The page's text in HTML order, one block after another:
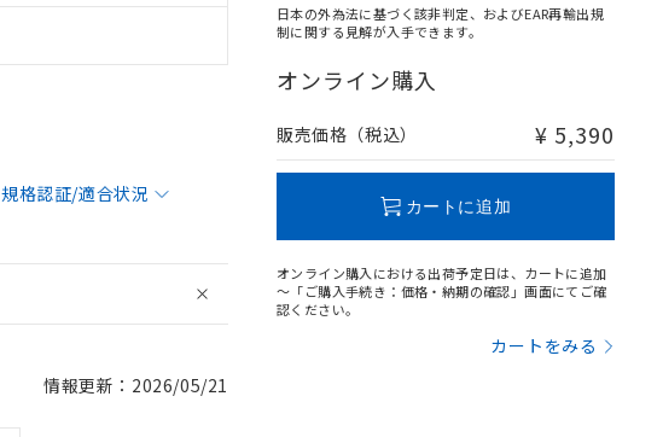
規格認証/適合状況
情報更新：2026/05/21
日本の外為法に基づく該非判定、およびEAR再輸出規
制に関する見解が入手できます。
オンライン購入
販売価格（税込） ¥ 5,390
カートに追加
オンライン購入における出荷予定日は、カートに追加
～「ご購入手続き：価格・納期の確認」画面にてご確
認ください。
カートをみる